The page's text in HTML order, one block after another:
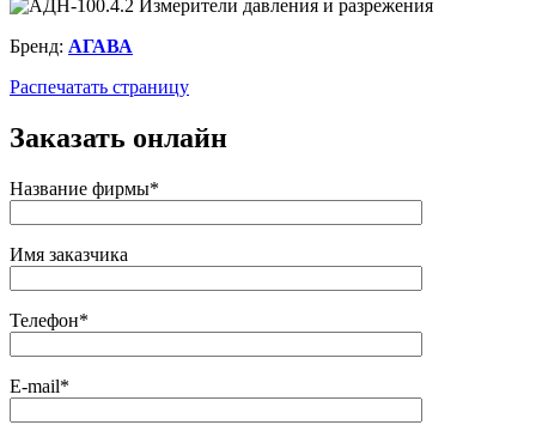
Бренд: АГАВА
Распечатать страницу
Заказать онлайн
Название фирмы*
Имя заказчика
Телефон*
E-mail*